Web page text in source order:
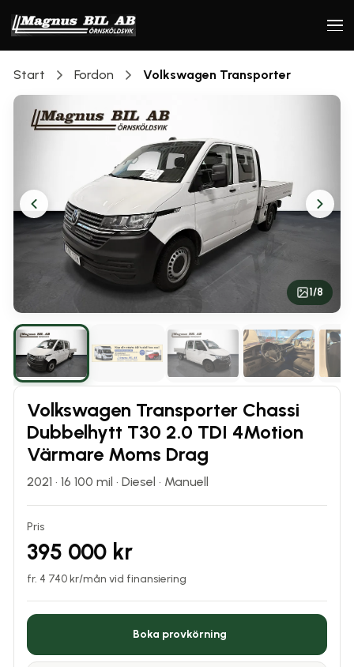
Start Fordon Volkswagen Transporter
1/8
Volkswagen Transporter Chassi
Dubbelhytt T30 2.0 TDI 4Motion
Värmare Moms Drag
2021 · 16 100 mil · Diesel · Manuell
Pris
395 000 kr
fr. 4 740kr/mån vid finansiering
Boka provkörning